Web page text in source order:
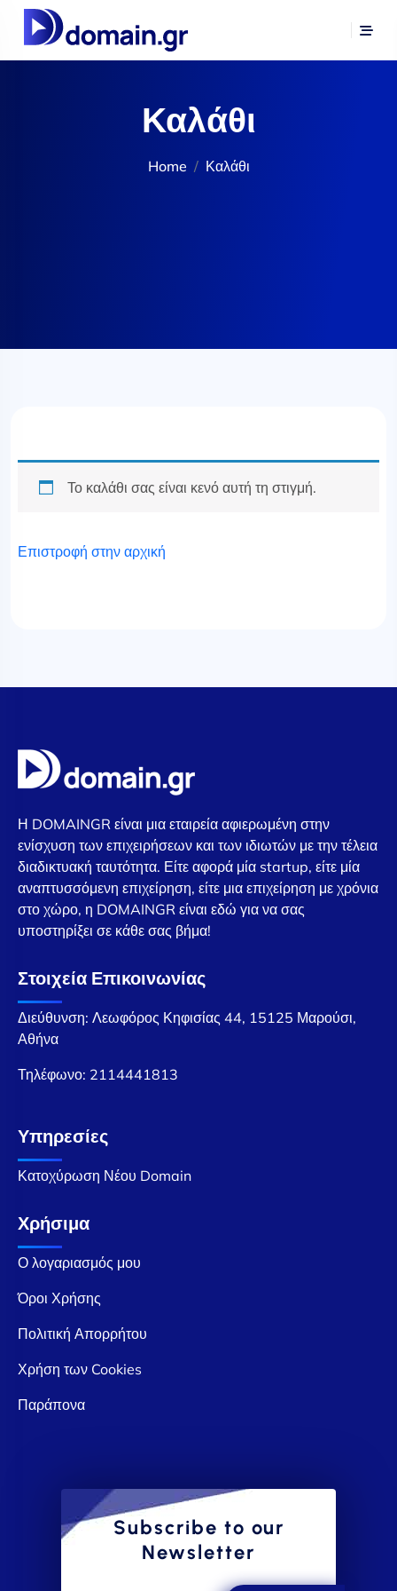
Καλάθι
Home Καλάθι
Το καλάθι σας είναι κενό αυτή τη στιγμή.
Επιστροφή στην αρχική
Η DOMAINGR είναι μια εταιρεία αφιερωμένη στην
ενίσχυση των επιχειρήσεων και των ιδιωτών με την τέλεια
διαδικτυακή ταυτότητα. Είτε αφορά μία startup, είτε μία
αναπτυσσόμενη επιχείρηση, είτε μια επιχείρηση με χρόνια
στο χώρο, η DOMAINGR είναι εδώ για να σας
υποστηρίξει σε κάθε σας βήμα!
Στοιχεία Επικοινωνίας
Διεύθυνση: Λεωφόρος Κηφισίας 44, 15125 Μαρούσι,
Αθήνα
Τηλέφωνο: 2114441813
Υπηρεσίες
Κατοχύρωση Νέου Domain
Χρήσιμα
Ο λογαριασμός μου
Όροι Χρήσης
Πολιτική Απορρήτου
Χρήση των Cookies
Παράπονα
Subscribe to our
Newsletter